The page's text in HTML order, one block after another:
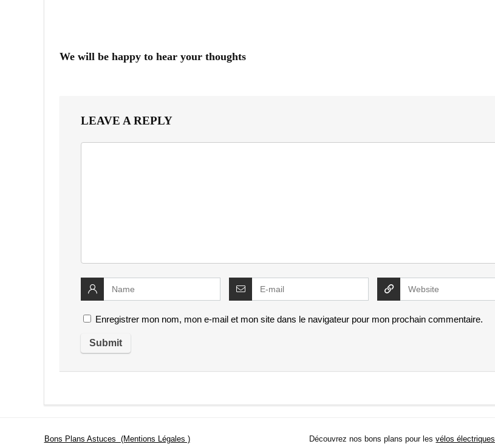
We will be happy to hear your thoughts
LEAVE A REPLY
Enregistrer mon nom, mon e-mail et mon site dans le navigateur pour mon prochain commentaire.
Bons Plans Astuces (Mentions Légales ) Découvrez nos bons plans pour lesvélos électriques